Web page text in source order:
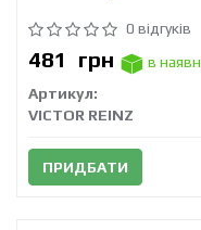
0 відгуків
481 грн
в
Артикул:
VICTOR REINZ
ПРИДБАТИ